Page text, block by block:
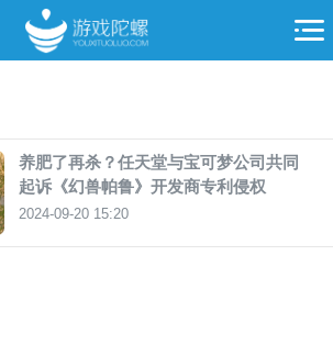
养肥了再杀？任天堂与宝可梦公司共同
起诉《幻兽帕鲁》开发商专利侵权
2024-09-20 15:20